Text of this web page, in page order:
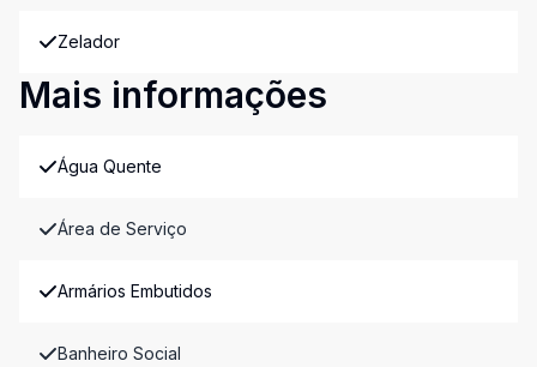
Zelador
Mais informações
Água Quente
Área de Serviço
Armários Embutidos
Banheiro Social